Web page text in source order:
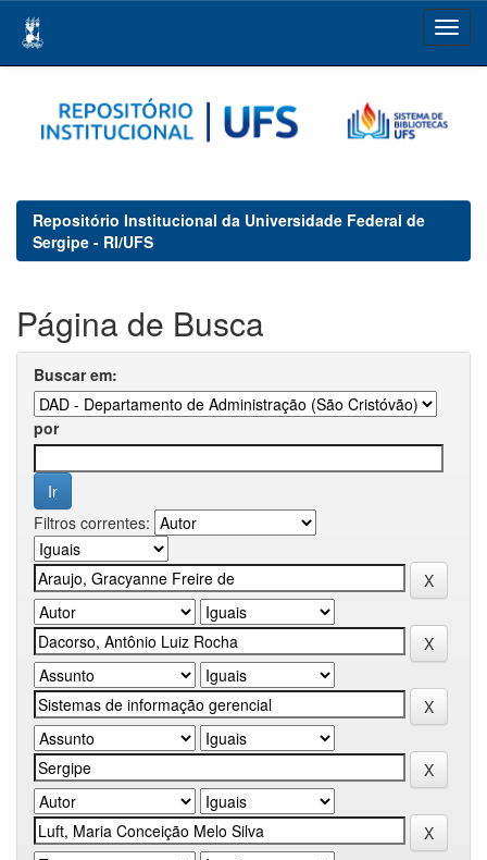
navigation
Repositório Institucional da Universidade Federal de
Sergipe - RI/UFS
Página de Busca
Buscar em:
por
Filtros correntes: